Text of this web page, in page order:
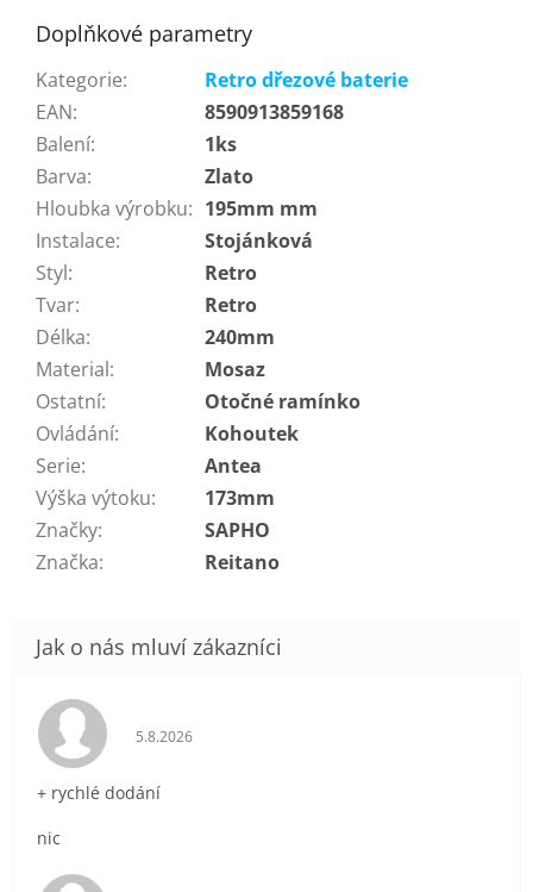
Doplňkové parametry
Kategorie:
Retro dřezové baterie
EAN:
8590913859168
Balení:
1ks
Barva:
Zlato
Hloubka výrobku: 195mm mm
Instalace:
Stojánková
Styl:
Retro
Tvar:
Retro
Délka:
240mm
Material:
Mosaz
Ostatní:
Otočné ramínko
Ovládání:
Kohoutek
Serie:
Antea
Výška výtoku:
173mm
Značky:
SAPHO
Značka: Reitano
Hodnocení obchodu je 5 z 5 hvězdiček.
5.8.2026
+ rychlé dodání
nic